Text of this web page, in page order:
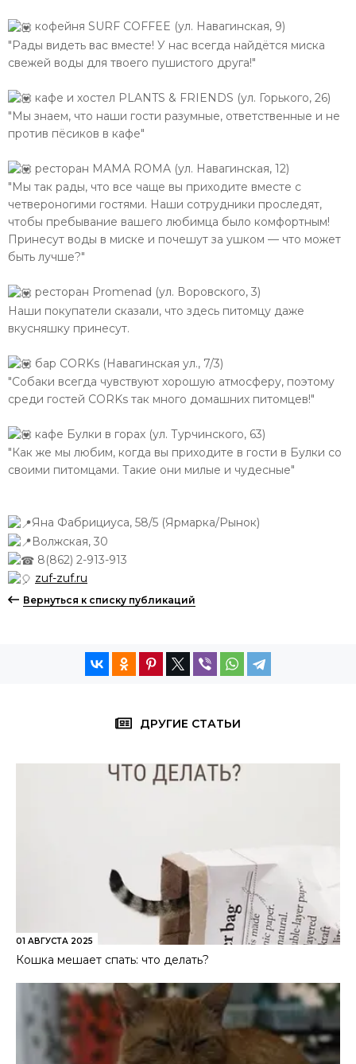
кофейня SURF COFFEE (ул. Навагинская, 9)
"Рады видеть вас вместе! У нас всегда найдётся миска
свежей воды для твоего пушистого друга!"
кафе и хостел PLANTS & FRIENDS (ул. Горького, 26)
"Мы знаем, что наши гости разумные, ответственные и не
против пёсиков в кафе"
ресторан MAMA ROMA (ул. Навагинская, 12)
"Мы так рады, что все чаще вы приходите вместе с
четвероногими гостями. Наши сотрудники проследят,
чтобы пребывание вашего любимца было комфортным!
Принесут воды в миске и почешут за ушком — что может
быть лучше?"
ресторан Promenad (ул. Воровского, 3)
Наши покупатели сказали, что здесь питомцу даже
вкусняшку принесут.
бар CORKs (Навагинская ул., 7/3)
"Собаки всегда чувствуют хорошую атмосферу, поэтому
среди гостей CORKs так много домашних питомцев!"
кафе Булки в горах (ул. Турчинского, 63)
"Как же мы любим, когда вы приходите в гости в Булки со
своими питомцами. Такие они милые и чудесные"
Яна Фабрициуса, 58/5 (Ярмарка/Рынок)
Волжская, 30
8(862) 2-913-913
zuf-zuf.ru
Вернуться к списку публикаций
ДРУГИЕ СТАТЬИ
01 АВГУСТА 2025
Кошка мешает спать: что делать?